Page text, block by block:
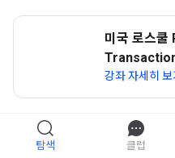
미국 로스
강좌 자세히 보
탐색 클럽